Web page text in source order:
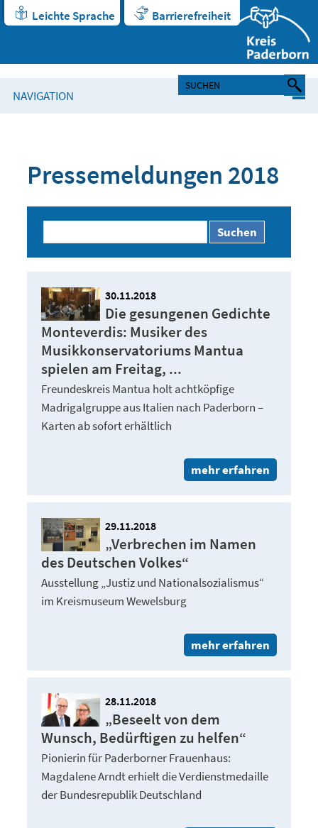
Leichte Sprache Barrierefreiheit
NAVIGATION
Pressemeldungen 2018
Suchen
30.11.2018
Die gesungenen Gedichte
Monteverdis: Musiker des
Musikkonservatoriums Mantua
spielen am Freitag, ...
Freundeskreis Mantua holt achtköpfige
Madrigalgruppe aus Italien nach Paderborn –
Karten ab sofort erhältlich
mehr erfahren
29.11.2018
„Verbrechen im Namen
des Deutschen Volkes“
Ausstellung „Justiz und Nationalsozialismus“
im Kreismuseum Wewelsburg
mehr erfahren
28.11.2018
„Beseelt von dem
Wunsch, Bedürftigen zu helfen“
Pionierin für Paderborner Frauenhaus:
Magdalene Arndt erhielt die Verdienstmedaille
der Bundesrepublik Deutschland